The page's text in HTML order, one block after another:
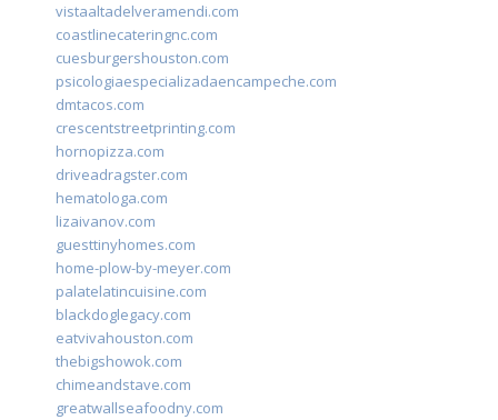
vistaaltadelveramendi.com
coastlinecateringnc.com
cuesburgershouston.com
psicologiaespecializadaencampeche.com
dmtacos.com
crescentstreetprinting.com
hornopizza.com
driveadragster.com
hematologa.com
lizaivanov.com
guesttinyhomes.com
home-plow-by-meyer.com
palatelatincuisine.com
blackdoglegacy.com
eatvivahouston.com
thebigshowok.com
chimeandstave.com
greatwallseafoodny.com